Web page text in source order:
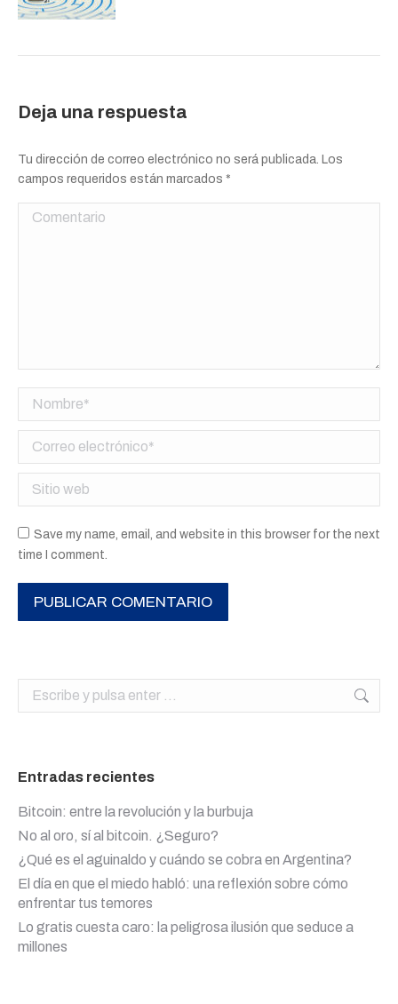
Deja una respuesta
Tu dirección de correo electrónico no será publicada. Los
campos requeridos están marcados *
Comentario
Nombre *
Correo electrónico *
Sitio web
Save my name, email, and website in this browser for the next
time I comment.
PUBLICAR COMENTARIO
Buscar:
Entradas recientes
Bitcoin: entre la revolución y la burbuja
No al oro, sí al bitcoin. ¿Seguro?
¿Qué es el aguinaldo y cuándo se cobra en Argentina?
El día en que el miedo habló: una reflexión sobre cómo
enfrentar tus temores
Lo gratis cuesta caro: la peligrosa ilusión que seduce a
millones